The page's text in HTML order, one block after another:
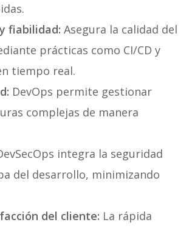
fiabilidad:Asegura la calidad del
prácticas como CI/CD y
tiempo real.
DevOps permite gestionar
complejas de manera
integra la seguridad
del desarrollo, minimizando
del cliente: La rápida